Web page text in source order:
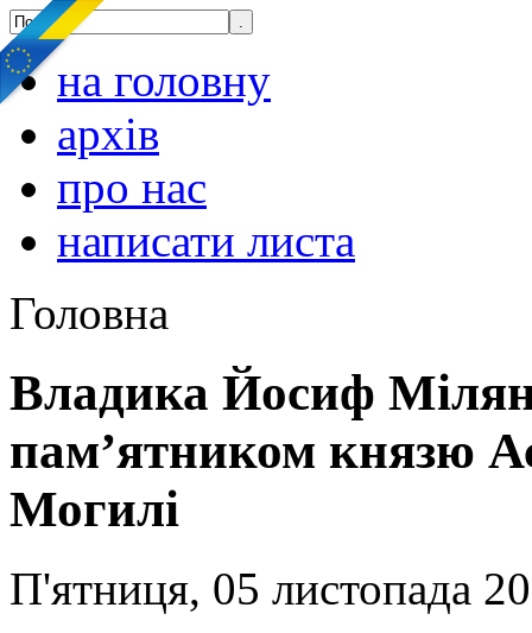
на головну
архів
про нас
написати листа
Головна
Владика Йосиф
пам’ятником князю
Могилі
П'ятниця, 05 листопада